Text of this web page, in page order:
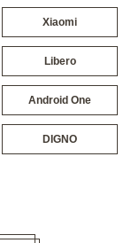
Xiaomi
Libero
Android One
DIGNO